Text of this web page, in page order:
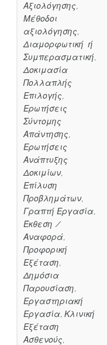
Αξιολόγησης,
Μέθοδοι
αξιολόγησης,
Διαμορφωτική ή
Συμπερασματική,
Δοκιμασία
Πολλαπλής
Επιλογής,
Ερωτήσεις
Σύντομης
Απάντησης,
Ερωτήσεις
Ανάπτυξης
Δοκιμίων,
Επίλυση
Προβλημάτων,
Γραπτή Εργασία,
Έκθεση /
Αναφορά,
Προφορική
Εξέταση,
Δημόσια
Παρουσίαση,
Εργαστηριακή
Εργασία, Κλινική
Εξέταση
Ασθενούς,